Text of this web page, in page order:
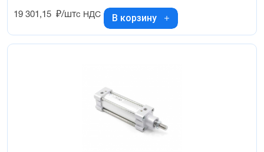
19 301,15 ₽/штс НДС В корзину